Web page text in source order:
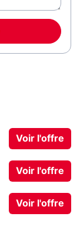
Voir l'offre
Voir l'offre
Voir l'offre